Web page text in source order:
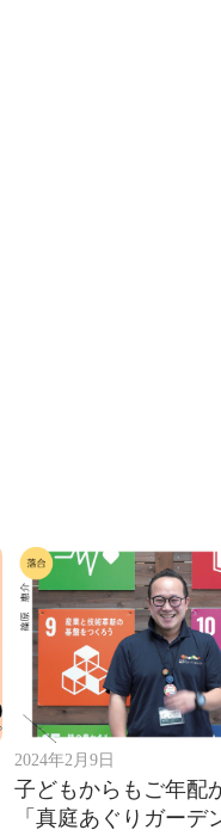
2024年2月9日
子どもからもご年配
「真庭あぐりガーデ